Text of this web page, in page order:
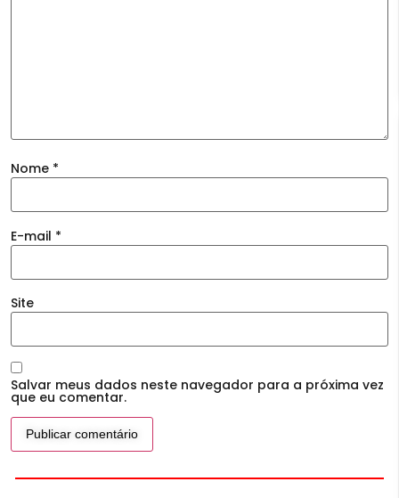
Nome *
E-mail *
Site
Salvar meus dados neste navegador para a próxima vez
que eu comentar.